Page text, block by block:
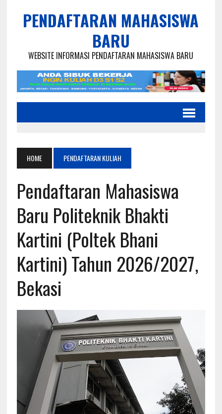
PENDAFTARAN MAHASISWA
BARU
WEBSITE INFORMASI PENDAFTARAN MAHASISWA BARU
HOME PENDAFTARAN KULIAH
Pendaftaran Mahasiswa
Baru Politeknik Bhakti
Kartini (Poltek Bhani
Kartini) Tahun 2026/2027,
Bekasi